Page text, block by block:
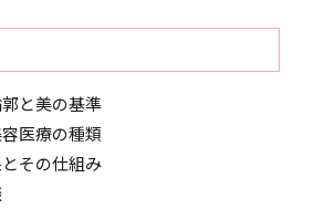
と美の基準
医療の種類
その仕組み